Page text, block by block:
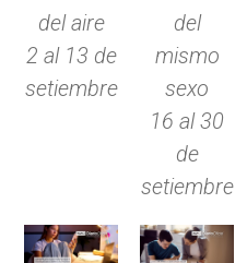
del aire
2 al 13 de
setiembre
del
mismo
sexo
16 al 30
de
setiembre